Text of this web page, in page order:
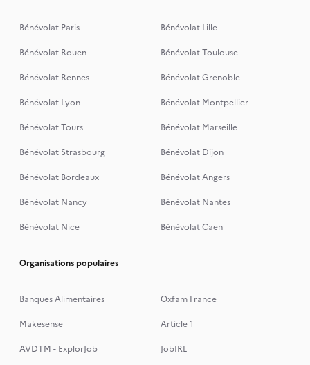
Bénévolat Paris
Bénévolat Lille
Bénévolat Rouen
Bénévolat Toulouse
Bénévolat Rennes
Bénévolat Grenoble
Bénévolat Lyon
Bénévolat Montpellier
Bénévolat Tours
Bénévolat Marseille
Bénévolat Strasbourg
Bénévolat Dijon
Bénévolat Bordeaux
Bénévolat Angers
Bénévolat Nancy
Bénévolat Nantes
Bénévolat Nice
Bénévolat Caen
Organisations populaires
Banques Alimentaires
Oxfam France
Makesense
Article 1
AVDTM - ExplorJob
JobIRL